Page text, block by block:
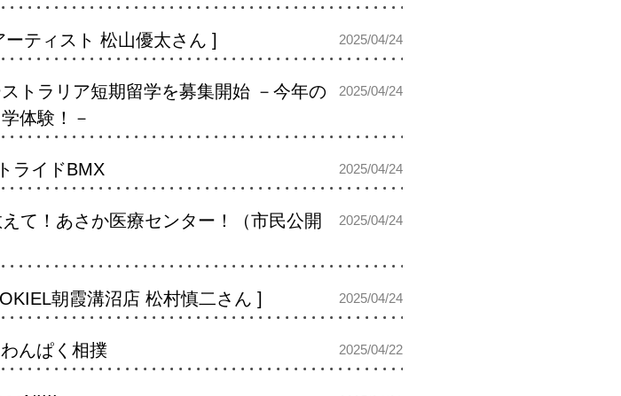
2025/04/24
ティスト 松山優太さん ]
2025/04/24
トラリア短期留学を募集開始 －今年の
体験！－
2025/04/24
ライドBMX
2025/04/24
て！あさか医療センター！（市民公開
2025/04/24
朝霞溝沼店 松村慎二さん ]
2025/04/22
んぱく相撲